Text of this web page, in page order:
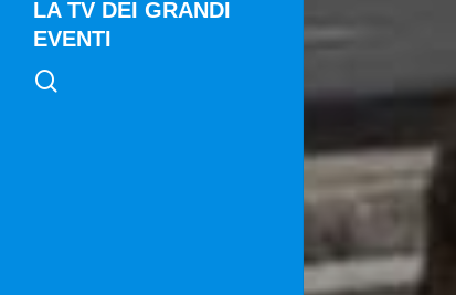
LA TV DEI GRANDI
EVENTI